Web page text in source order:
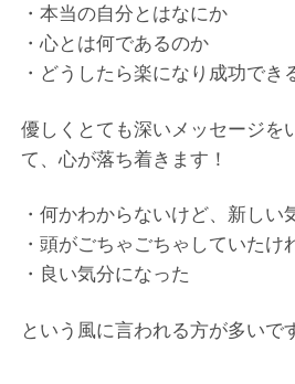
・本当の自分とはなにか
・心とは何であるのか
・どうしたら楽になり成功でき
優しくとても深いメッセージを
て、心が落ち着きます！
・何かわからないけど、新しい
・頭がごちゃごちゃしていたけ
・良い気分になった
という風に言われる方が多いで